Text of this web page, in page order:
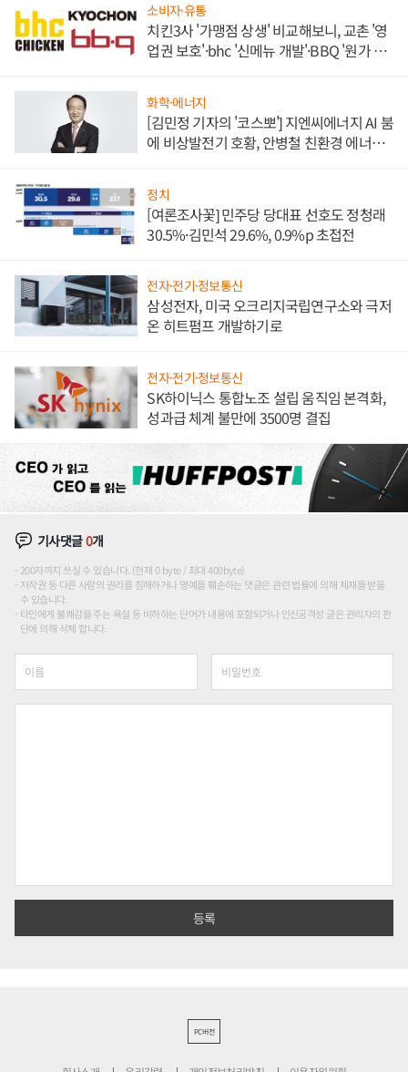
소비자·유통
치킨3사 '가맹점 상생' 비교해보니, 교촌 '영
업권 보호'·bhc '신메뉴 개발'·BBQ '원가 부
화학·에너지
[김민정 기자의 '코스뽀'] 지엔씨에너지 AI 붐
에 비상발전기 호황, 안병철 친환경 에너지
정치
[여론조사꽃] 민주당 당대표 선호도 정청래
30.5%·김민석 29.6%, 0.9%p 초접전
전자·전기·정보통신
삼성전자, 미국 오크리지국립연구소와 극저
온 히트펌프 개발하기로
전자·전기·정보통신
SK하이닉스 통합노조 설립 움직임 본격화,
성과급 체계 불만에 3500명 결집
기사댓글0개
200자까지 쓰실 수 있습니다. (현재 0 byte / 최대 400byte)
저작권 등 다른 사람의 권리를 침해하거나 명예를 훼손하는 댓글은 관련 법률에 의해 제재를 받을
수 있습니다.
타인에게 불쾌감을 주는 욕설 등 비하하는 단어가 내용에 포함되거나 인신공격성 글은 관리자의 판
단에 의해 삭제 합니다.
PC버전